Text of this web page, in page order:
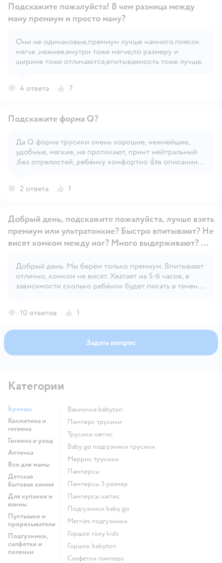
Открыть вопрос
Подскажите пожалуйста! В чем разница между
ману премиум и просто ману?
Они не одинаковые,премиум лучше намного.поясок
мягче ,нежнее,внутри тоже мягче,по размеру и
ширине тоже отличаются,впитываемость тоже лучше.
4 ответа 7
Открыть вопрос
Подскажите форма Q?
Да Q форма трусики очень хорошие, нежнейшие,
удобные, мягкие, не протикают, принт нейтральный
,без опрелостей, ребëнку комфортно 👍в описании
2 ответа 1
Открыть вопрос
Добрый день, подскажите пожалуйста, лучше взять
премиум или ультратонкие? Быстро впитывают? Не
висят комком между ног? Много выдерживают? Не
Добрый день. Мы берём только премиум. Впитывают
отлично, комком не висят. Хватает на 5-6 часов, в
зависимости сколько ребёнок будет писать в течение
маломерят. Берите, не пожалеете. Выгоднее брать
промокод. Моя подружка своей дочке брала
ультратонкие тоже, говорит хорошие, их удобнее на
10 ответов 1
Задать вопрос
Категории
Бренды
Косметика и
гигиена
Гигиена и уход
Аптечка
Все для мамы
Детская
бытовая химия
Для купания и
ванны
Пустышки и
прорезыватели
Подгузники,
салфетки и
пеленки
ванночка babyton
памперс трусики
трусики хаггис
baby go подгузники трусики
меррис трусики
памперсы
памперсы 3 размер
памперсы хаггис
подгузники baby go
merries подгузники
горшок roxy kids
горшок babyton
салфетки памперс